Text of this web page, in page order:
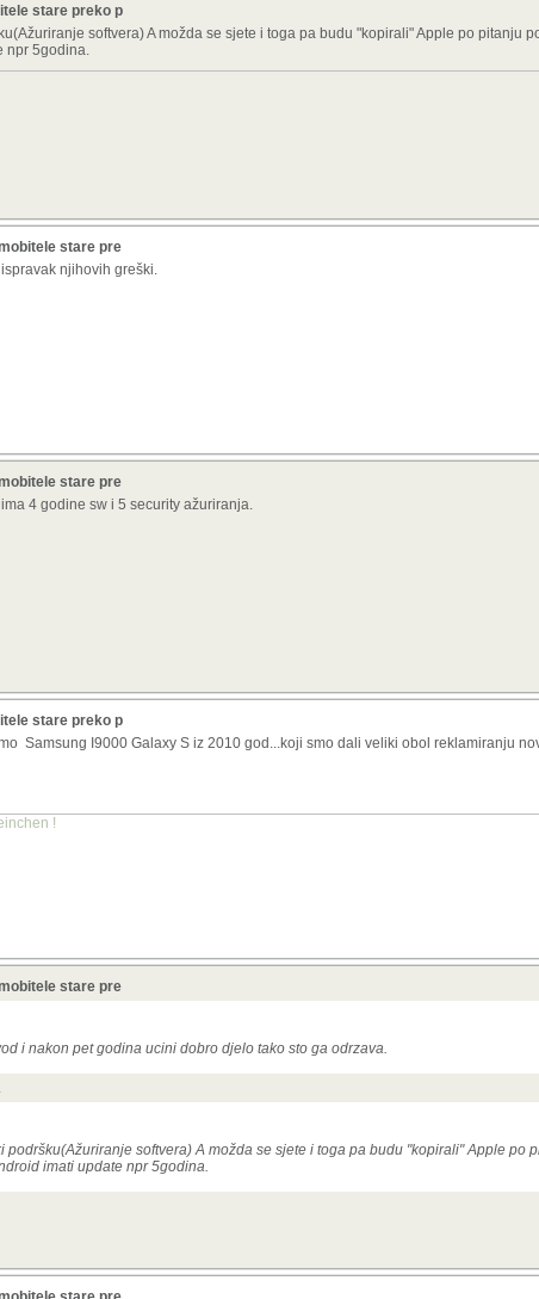
stare preko p
softvera) A možda se sjete i toga pa budu "kopirali" Apple po pitanju
npr 5godina.
stare pre
njihovih greški.
stare pre
4 godine sw i 5 security ažuriranja.
stare preko p
Samsung I9000 Galaxy S iz 2010 god...koji smo dali veliki obol reklamiranju
!
stare pre
i nakon pet godina ucini dobro djelo tako sto ga odrzava.
softvera) A možda se sjete i toga pa budu "kopirali" Apple po
imati update npr 5godina.